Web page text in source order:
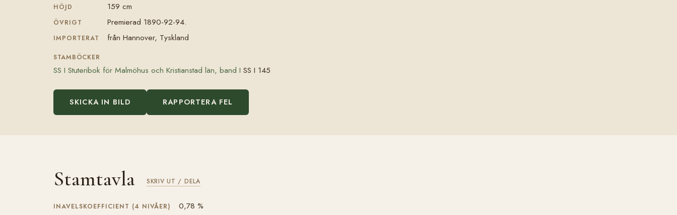
HÖJD 159 cm
ÖVRIGT Premierad 1890-92-94.
IMPORTERAT från Hannover, Tyskland
STAMBÖCKER
SS I Stuteribok för Malmöhus och Kristianstad län, band I SS I 145
SKICKA IN BILD RAPPORTERA FEL
Stamtavla SKRIV UT / DELA
INAVELSKOEFFICIENT (4 NIVÅER) 0,78 %